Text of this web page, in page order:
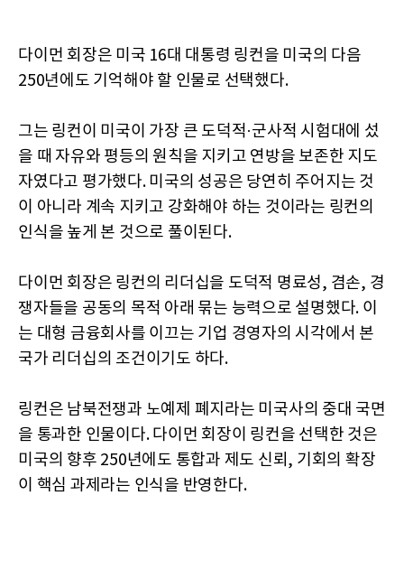
다이먼 회장은 미국 16대 대통령 링컨을 미국의 다음
250년에도 기억해야 할 인물로 선택했다.
그는 링컨이 미국이 가장 큰 도덕적·군사적 시험대에 섰
을 때 자유와 평등의 원칙을 지키고 연방을 보존한 지도
자였다고 평가했다. 미국의 성공은 당연히 주어지는 것
이 아니라 계속 지키고 강화해야 하는 것이라는 링컨의
인식을 높게 본 것으로 풀이된다.
다이먼 회장은 링컨의 리더십을 도덕적 명료성, 겸손, 경
쟁자들을 공동의 목적 아래 묶는 능력으로 설명했다. 이
는 대형 금융회사를 이끄는 기업 경영자의 시각에서 본
국가 리더십의 조건이기도 하다.
링컨은 남북전쟁과 노예제 폐지라는 미국사의 중대 국면
을 통과한 인물이다. 다이먼 회장이 링컨을 선택한 것은
미국의 향후 250년에도 통합과 제도 신뢰, 기회의 확장
이 핵심 과제라는 인식을 반영한다.